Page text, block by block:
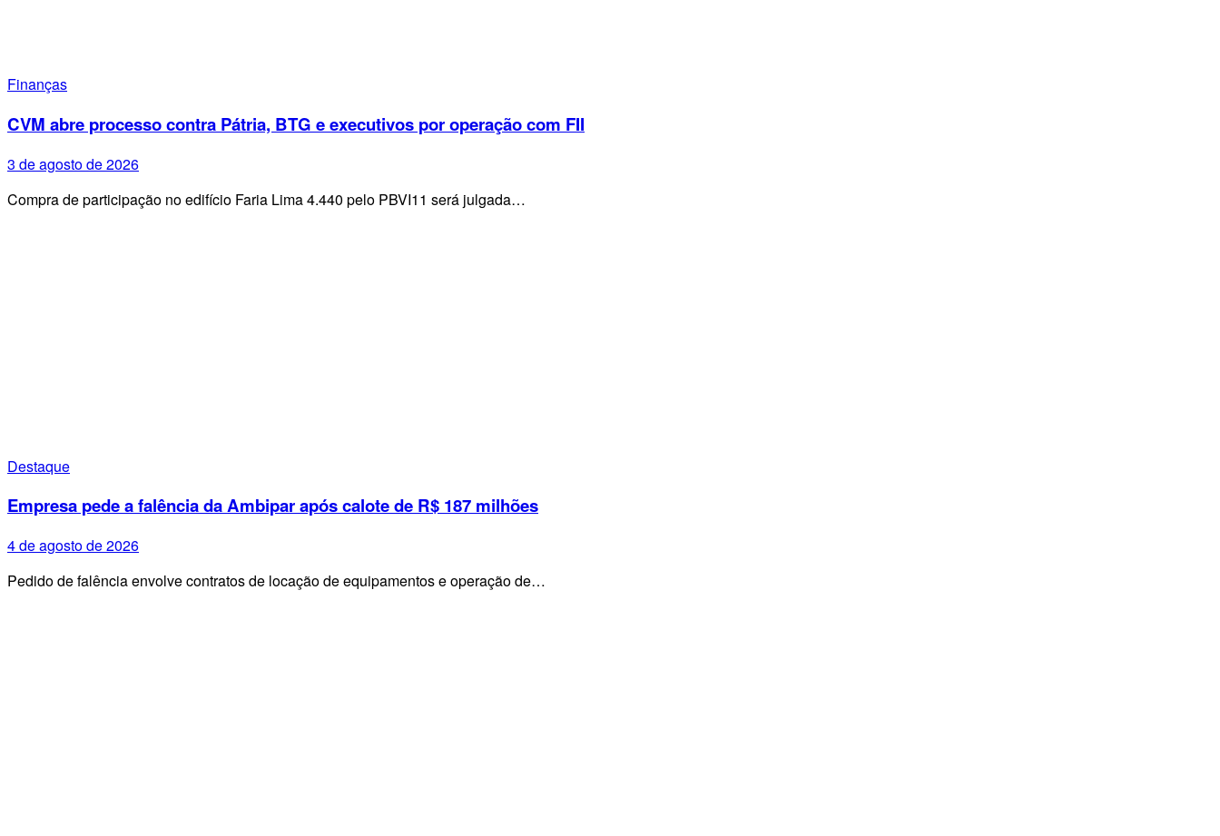
Finanças
CVM abre processo contra Pátria, BTG e executivos por operação com FII
3 de agosto de 2026
Compra de participação no edifício Faria Lima 4.440 pelo PBVI11 será julgada…
Destaque
Empresa pede a falência da Ambipar após calote de R$ 187 milhões
4 de agosto de 2026
Pedido de falência envolve contratos de locação de equipamentos e operação de…